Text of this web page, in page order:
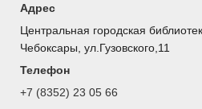
Адрес
Центральная городская
Чебоксары, ул.Гузовского,11
Телефон
+7 (8352) 23 05 66